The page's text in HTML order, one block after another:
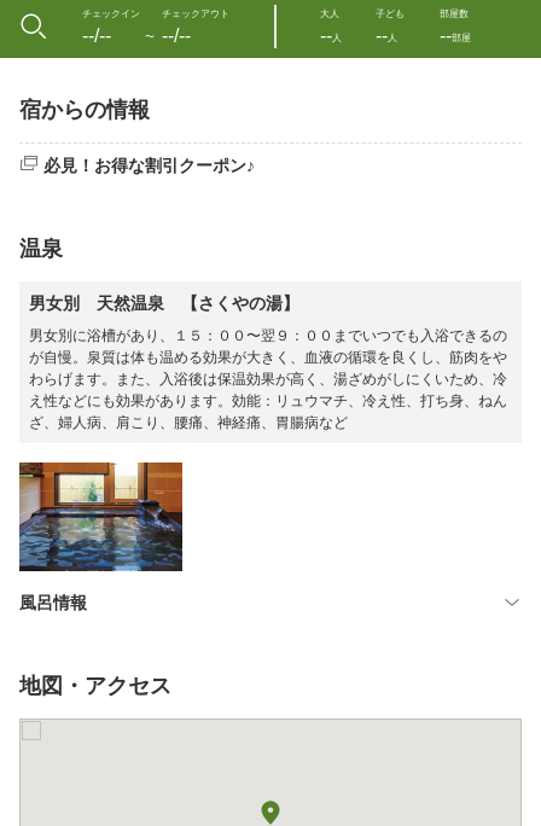
チェックイン
--/-- 〜
チェックアウト
--/--
大人
--人
子ども
--人
部屋数
--部屋
宿からの情報
必見！お得な割引クーポン♪
温泉
男女別 天然温泉 【さくやの湯】
男女別に浴槽があり、１５：００〜翌９：００までいつでも入浴できるの
が自慢。泉質は体も温める効果が大きく、血液の循環を良くし、筋肉をや
わらげます。また、入浴後は保温効果が高く、湯ざめがしにくいため、冷
え性などにも効果があります。効能：リュウマチ、冷え性、打ち身、ねん
ざ、婦人病、肩こり、腰痛、神経痛、胃腸病など
風呂情報
地図・アクセス